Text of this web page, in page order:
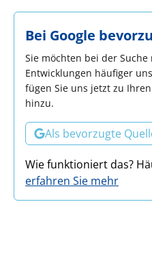
Bei Google
Sie möchten bei der
Entwicklungen häufiger
fügen Sie uns jetzt zu
hinzu.
Als bevorzugte
Wie funktioniert das?
erfahren Sie mehr